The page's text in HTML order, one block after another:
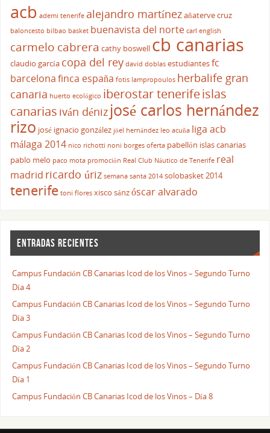
acb ademi tenerife alejandro martínezañaterve cruz
baloncesto bilbao basket buenavista del norte carl english
carmelo cabrera cathy boswell cb canarias
claudio garcía copa del rey david doblas estudiantesfc
barcelonafinca españa fotis lampropoulos herbalife gran
canaria huerto ecológico iberostar tenerifeislas
canarias iván déniz josé carlos hernández
rizo josé ignacio gonzález jöel hernández leo acuña liga acb
málaga 2014 nico richotti noni borges oferta pabellón islas canarias
pablo melo paco mota promoción Real Club Náutico de Tenerife real
madrid ricardo úriz semana santa 2014 solobasket 2014
tenerife toni flores xisco sánzóscar alvarado
ENTRADAS RECIENTES
Campus Fundación CB Canarias Icod de los Vinos – Segundo Turno
Día 4
Campus Fundación CB Canarias Icod de los Vinos – Segundo Turno
Día 3
Campus Fundación CB Canarias Icod de los Vinos – Segundo Turno
Día 2
Campus Fundación CB Canarias Icod de los Vinos – Segundo Turno
Día 1
Campus Fundación CB Canarias Icod de los Vinos – Día 8